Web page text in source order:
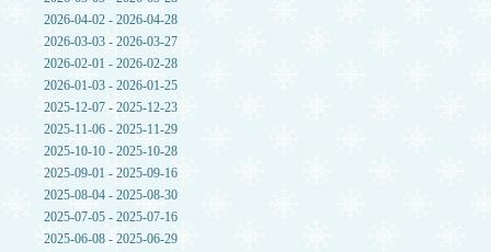
2026-04-02 - 2026-04-28
2026-03-03 - 2026-03-27
2026-02-01 - 2026-02-28
2026-01-03 - 2026-01-25
2025-12-07 - 2025-12-23
2025-11-06 - 2025-11-29
2025-10-10 - 2025-10-28
2025-09-01 - 2025-09-16
2025-08-04 - 2025-08-30
2025-07-05 - 2025-07-16
2025-06-08 - 2025-06-29